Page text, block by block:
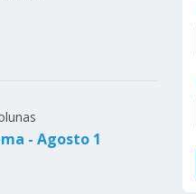
- Agosto 1